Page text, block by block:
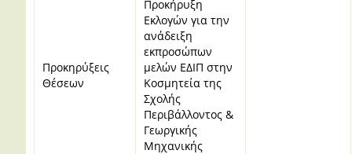
Προκηρύξεις
Θέσεων
Προκήρυξη
Εκλογών για την
ανάδειξη
εκπροσώπων
μελών ΕΔΙΠ στην
Κοσμητεία της
Σχολής
Περιβάλλοντος &
Γεωργικής
Μηχανικής